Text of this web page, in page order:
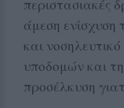
περιστασιακές
άμεση ενίσχυση
και
υποδομών και
προσέλκυση